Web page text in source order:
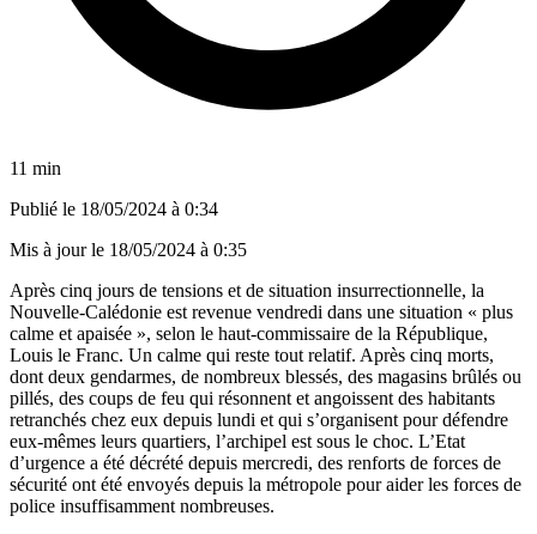
11 min
Publié le 18/05/2024 à 0:34
Mis à jour le 18/05/2024 à 0:35
Après cinq jours de tensions et de situation insurrectionnelle, la
Nouvelle-Calédonie est revenue vendredi dans une situation « plus
calme et apaisée », selon le haut-commissaire de la République,
Louis le Franc. Un calme qui reste tout relatif. Après cinq morts,
dont deux gendarmes, de nombreux blessés, des magasins brûlés ou
pillés, des coups de feu qui résonnent et angoissent des habitants
retranchés chez eux depuis lundi et qui s’organisent pour défendre
eux-mêmes leurs quartiers, l’archipel est sous le choc. L’Etat
d’urgence a été décrété depuis mercredi, des renforts de forces de
sécurité ont été envoyés depuis la métropole pour aider les forces de
police insuffisamment nombreuses.